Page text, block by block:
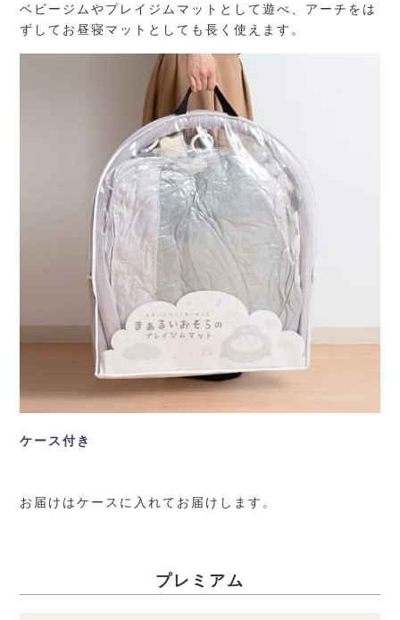
ベビージムやプレイジムマットとして遊べ、アーチをは
ずしてお昼寝マットとしても長く使えます。
ケース付き
お届けはケースに入れてお届けします。
プレミアム